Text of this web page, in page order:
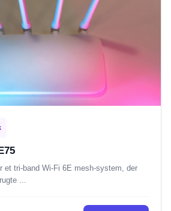
et tri-band Wi-Fi 6E mesh-system, der
...